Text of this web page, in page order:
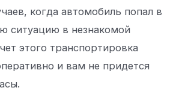
когда автомобиль попал в
ситуацию в незнакомой
этого транспортировка
и вам не придется